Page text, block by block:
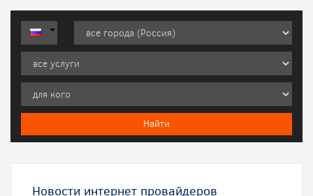
Новости интернет провайдеров